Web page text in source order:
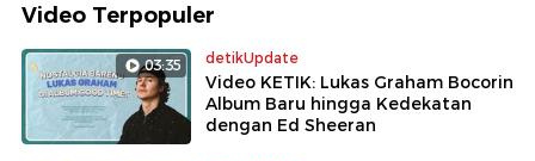
Video Terpopuler
03:35 detikUpdate
Video KETIK: Lukas Graham Bocorin
Album Baru hingga Kedekatan
dengan Ed Sheeran